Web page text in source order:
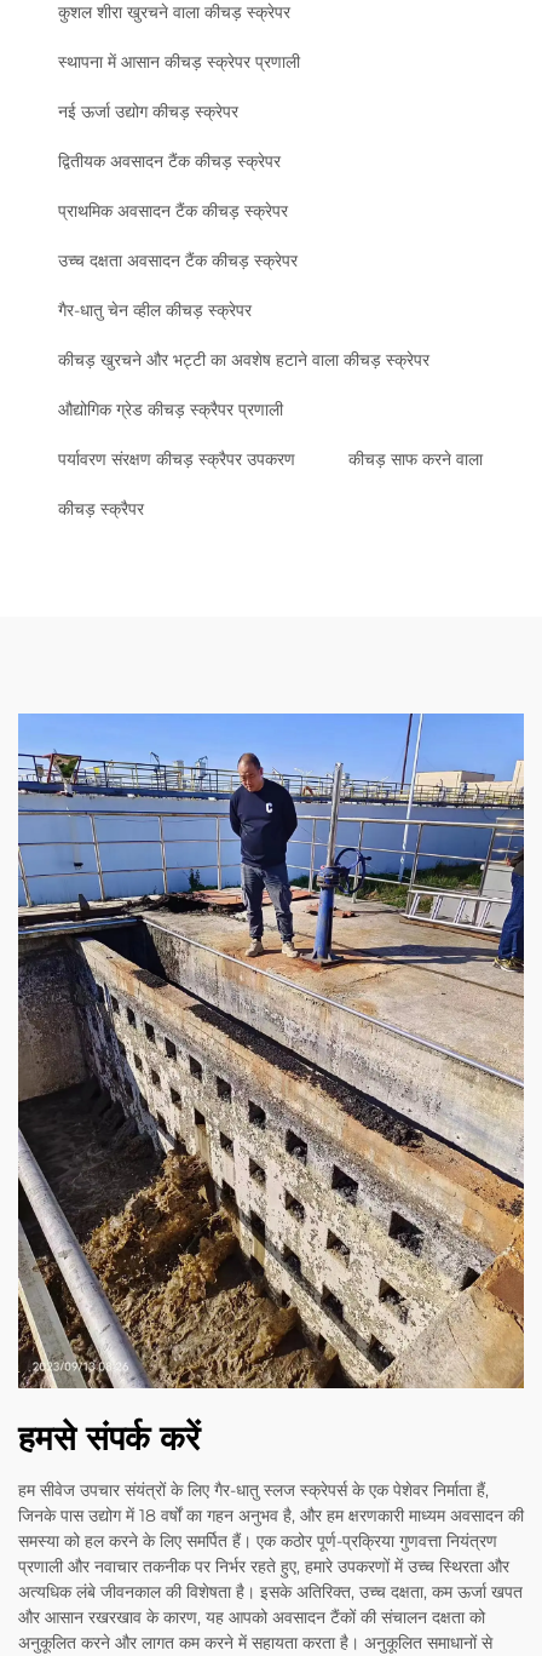
कुशल शीरा खुरचने वाला कीचड़ स्क्रेपर
स्थापना में आसान कीचड़ स्क्रेपर प्रणाली
नई ऊर्जा उद्योग कीचड़ स्क्रेपर
द्वितीयक अवसादन टैंक कीचड़ स्क्रेपर
प्राथमिक अवसादन टैंक कीचड़ स्क्रेपर
उच्च दक्षता अवसादन टैंक कीचड़ स्क्रेपर
गैर-धातु चेन व्हील कीचड़ स्क्रेपर
कीचड़ खुरचने और भट्टी का अवशेष हटाने वाला कीचड़ स्क्रेपर
औद्योगिक ग्रेड कीचड़ स्क्रैपर प्रणाली
पर्यावरण संरक्षण कीचड़ स्क्रैपर उपकरण कीचड़ साफ करने वाला
कीचड़ स्क्रैपर
हमसे संपर्क करें
हम सीवेज उपचार संयंत्रों के लिए गैर-धातु स्लज स्क्रेपर्स के एक पेशेवर निर्माता हैं,
जिनके पास उद्योग में 18 वर्षों का गहन अनुभव है, और हम क्षरणकारी माध्यम अवसादन की
समस्या को हल करने के लिए समर्पित हैं। एक कठोर पूर्ण-प्रक्रिया गुणवत्ता नियंत्रण
प्रणाली और नवाचार तकनीक पर निर्भर रहते हुए, हमारे उपकरणों में उच्च स्थिरता और
अत्यधिक लंबे जीवनकाल की विशेषता है। इसके अतिरिक्त, उच्च दक्षता, कम ऊर्जा खपत
और आसान रखरखाव के कारण, यह आपको अवसादन टैंकों की संचालन दक्षता को
अनुकूलित करने और लागत कम करने में सहायता करता है। अनुकूलित समाधानों से